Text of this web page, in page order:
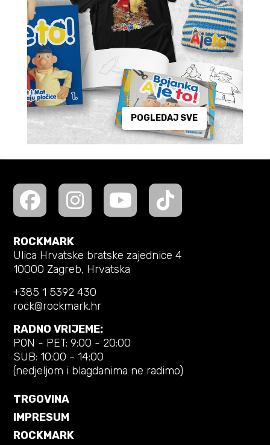
POGLEDAJ SVE
ROCKMARK
Ulica Hrvatske bratske zajednice 4
10000 Zagreb, Hrvatska
+385 1 5392 430
rock@rockmark.hr
RADNO VRIJEME:
PON - PET: 9:00 - 20:00
SUB: 10:00 - 14:00
(nedjeljom i blagdanima ne radimo)
TRGOVINA
IMPRESUM
ROCKMARK